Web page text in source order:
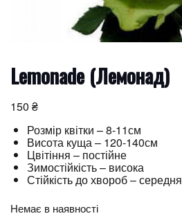
Lemonade (Лемонад)
150 ₴
Розмір квітки – 8-11см
Висота куща – 120-140см
Цвітіння – постійне
Зимостійкість – висока
Стійкість до хвороб – середня
Немає в наявності